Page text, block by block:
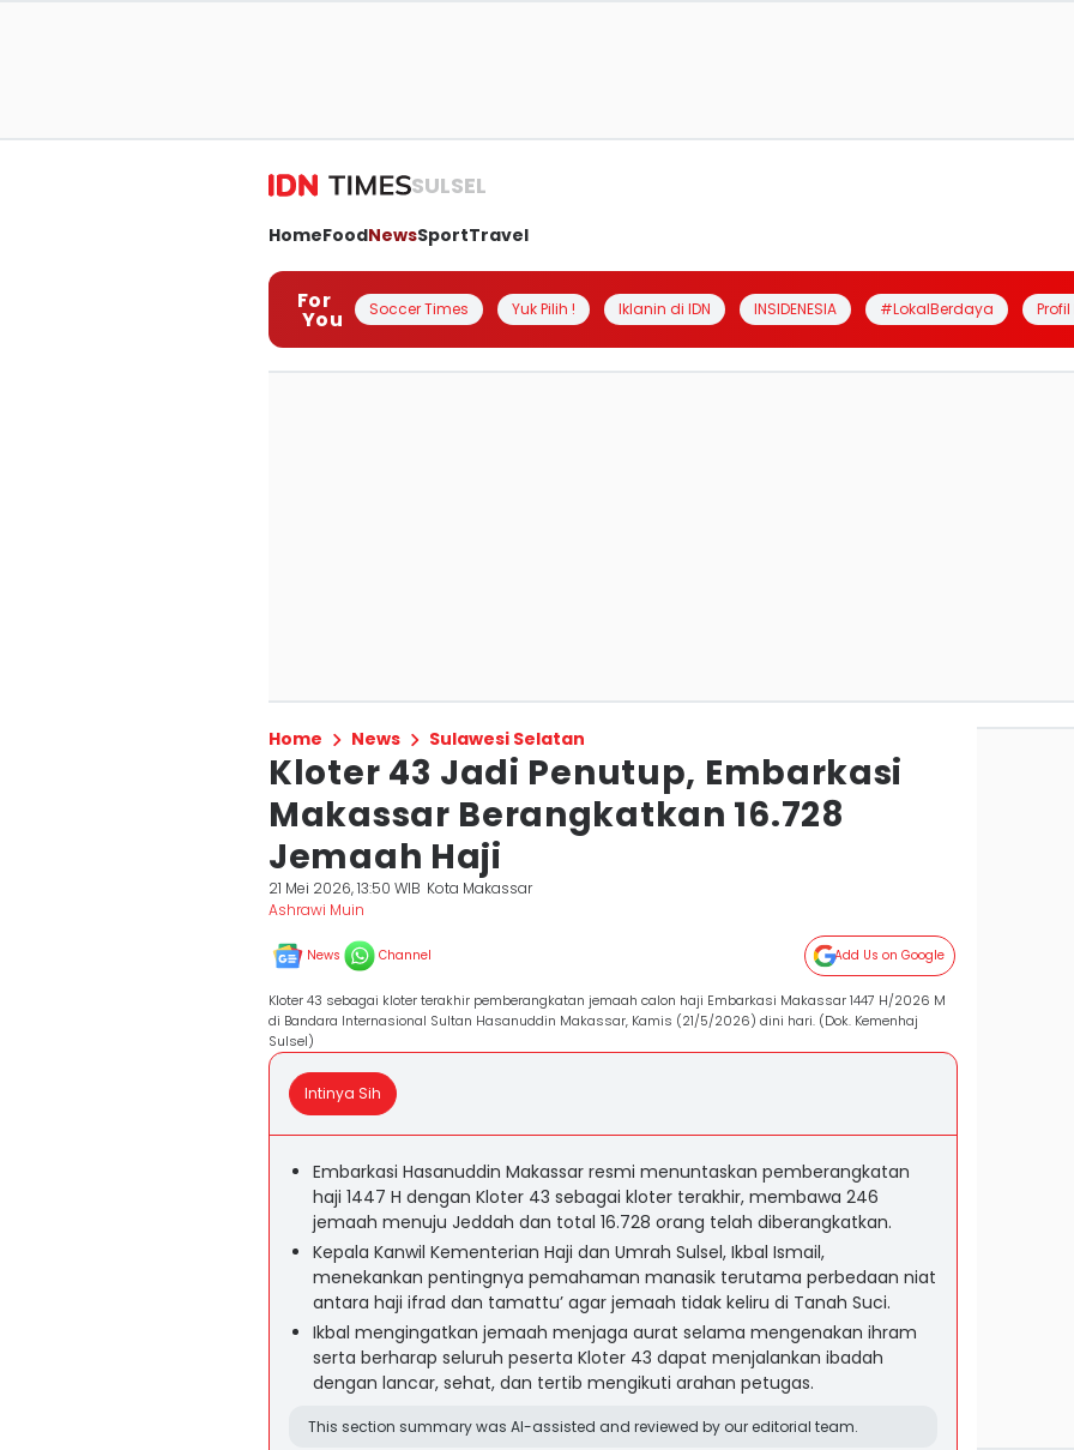
SULSEL
HomeFoodNewsSportTravel
For
You Soccer Times Yuk Pilih ! Iklanin di IDN INSIDENESIA #LokalBerdaya
Home News Sulawesi Selatan
Kloter 43 Jadi Penutup, Embarkasi
Makassar Berangkatkan 16.728
Jemaah Haji
21 Mei 2026, 13:50 WIB Kota Makassar
Ashrawi Muin
News Channel Add Us on Google
Kloter 43 sebagai kloter terakhir pemberangkatan jemaah calon haji Embarkasi Makassar 1447 H/2026 M
di Bandara Internasional Sultan Hasanuddin Makassar, Kamis (21/5/2026) dini hari. (Dok. Kemenhaj
Sulsel)
Intinya Sih
Embarkasi Hasanuddin Makassar resmi menuntaskan pemberangkatan
haji 1447 H dengan Kloter 43 sebagai kloter terakhir, membawa 246
jemaah menuju Jeddah dan total 16.728 orang telah diberangkatkan.
Kepala Kanwil Kementerian Haji dan Umrah Sulsel, Ikbal Ismail,
menekankan pentingnya pemahaman manasik terutama perbedaan niat
antara haji ifrad dan tamattu’ agar jemaah tidak keliru di Tanah Suci.
Ikbal mengingatkan jemaah menjaga aurat selama mengenakan ihram
serta berharap seluruh peserta Kloter 43 dapat menjalankan ibadah
dengan lancar, sehat, dan tertib mengikuti arahan petugas.
This section summary was AI-assisted and reviewed by our editorial team.